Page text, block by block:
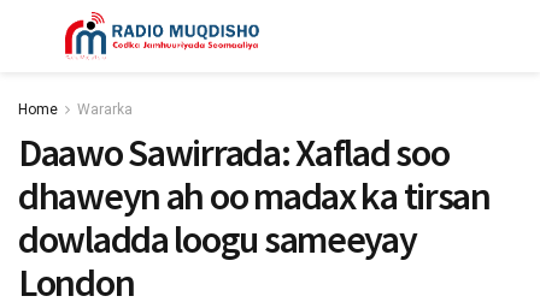
Home Wararka
Daawo Sawirrada: Xaflad soo
dhaweyn ah oo madax ka tirsan
dowladda loogu sameeyay
London